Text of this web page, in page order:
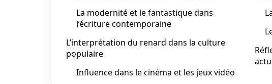
La modernité et le fantastique dans
l’écriture contemporaine
L’interprétation du renard dans la culture
populaire
Influence dans le cinéma et les jeux vidéo